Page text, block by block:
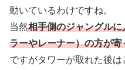
動いているわけですね。
当然相手側のジャングルに
ラーやレーナー）の方が
ですがタワーが取れた後は